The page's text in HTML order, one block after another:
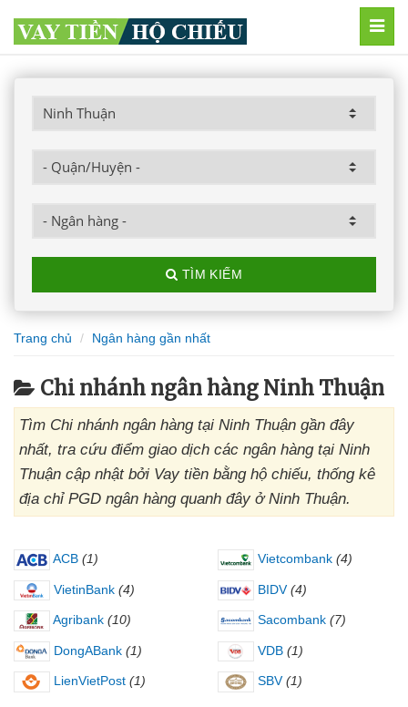
TÌM KIẾM
Trang chủ Ngân hàng gần nhất
Chi nhánh ngân hàng Ninh Thuận
Tìm Chi nhánh ngân hàng tại Ninh Thuận gần đây
nhất, tra cứu điểm giao dịch các ngân hàng tại Ninh
Thuận cập nhật bởi Vay tiền bằng hộ chiếu, thống kê
địa chỉ PGD ngân hàng quanh đây ở Ninh Thuận.
ACB (1) Vietcombank (4)
VietinBank (4) BIDV (4)
Agribank (10) Sacombank (7)
DongABank (1) VDB (1)
LienVietPost (1) SBV (1)